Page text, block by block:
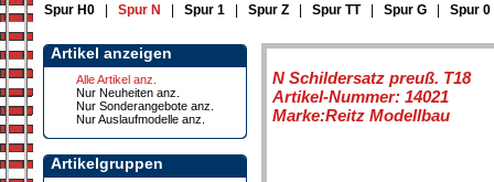
Spur H0 Spur N Spur 1 Spur Z Spur TT| Spur G Spur 0
Artikel anzeigen
Alle Artikel anz.
Nur Neuheiten anz.
Nur Sonderangebote anz.
Nur Auslaufmodelle anz.
Artikelgruppen
N Schildersatz preuß. T18
Artikel-Nummer: 14021
Marke:Reitz Modellbau